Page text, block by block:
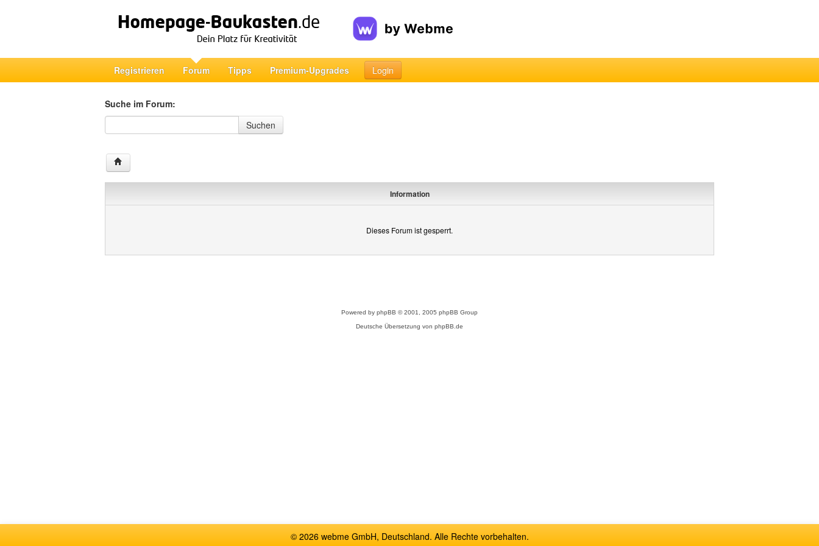
Registrieren Forum Tipps Premium-Upgrades Login
Suche im Forum:
Suche im Forum
Suchen
Information
Dieses Forum ist gesperrt.
Powered by phpBB © 2001, 2005 phpBB Group
Deutsche Übersetzung von phpBB.de
© 2026 webme GmbH, Deutschland. Alle Rechte vorbehalten.